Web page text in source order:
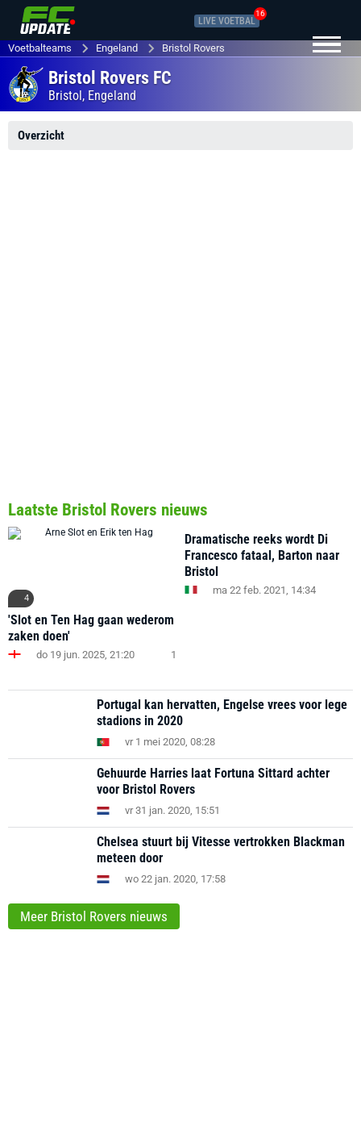
LIVE VOETBAL
16
Voetbalteams Engeland Bristol Rovers
Bristol Rovers FC
Bristol, Engeland
Overzicht
Laatste Bristol Rovers nieuws
4
'Slot en Ten Hag gaan wederom
zaken doen'
do 19 jun. 2025, 21:20 1
Dramatische reeks wordt Di
Francesco fataal, Barton naar
Bristol
ma 22 feb. 2021, 14:34
Portugal kan hervatten, Engelse vrees voor lege
stadions in 2020
vr 1 mei 2020, 08:28
Gehuurde Harries laat Fortuna Sittard achter
voor Bristol Rovers
vr 31 jan. 2020, 15:51
Chelsea stuurt bij Vitesse vertrokken Blackman
meteen door
wo 22 jan. 2020, 17:58
Meer Bristol Rovers nieuws